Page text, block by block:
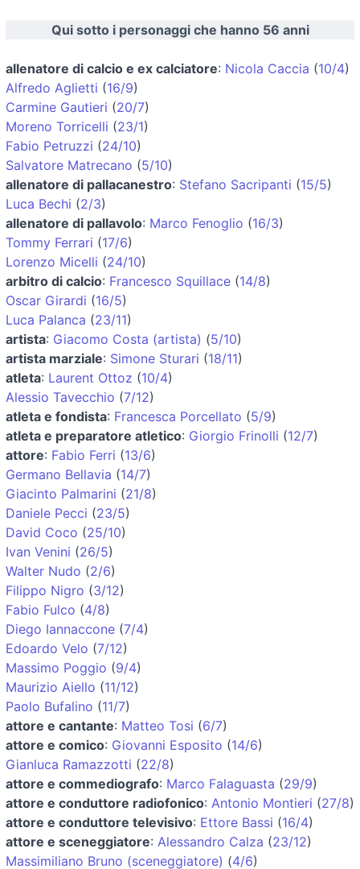
Qui sotto i personaggi che hanno 56 anni
allenatore di calcio e ex calciatore: Nicola Caccia (10/4)
Alfredo Aglietti (16/9)
Carmine Gautieri (20/7)
Moreno Torricelli (23/1)
Fabio Petruzzi (24/10)
Salvatore Matrecano (5/10)
allenatore di pallacanestro: Stefano Sacripanti (15/5)
Luca Bechi (2/3)
allenatore di pallavolo: Marco Fenoglio (16/3)
Tommy Ferrari (17/6)
Lorenzo Micelli (24/10)
arbitro di calcio: Francesco Squillace (14/8)
Oscar Girardi (16/5)
Luca Palanca (23/11)
artista: Giacomo Costa (artista) (5/10)
artista marziale: Simone Sturari (18/11)
atleta: Laurent Ottoz (10/4)
Alessio Tavecchio (7/12)
atleta e fondista: Francesca Porcellato (5/9)
atleta e preparatore atletico: Giorgio Frinolli (12/7)
attore: Fabio Ferri (13/6)
Germano Bellavia (14/7)
Giacinto Palmarini (21/8)
Daniele Pecci (23/5)
David Coco (25/10)
Ivan Venini (26/5)
Walter Nudo (2/6)
Filippo Nigro (3/12)
Fabio Fulco (4/8)
Diego Iannaccone (7/4)
Edoardo Velo (7/12)
Massimo Poggio (9/4)
Maurizio Aiello (11/12)
Paolo Bufalino (11/7)
attore e cantante: Matteo Tosi (6/7)
attore e comico: Giovanni Esposito (14/6)
Gianluca Ramazzotti (22/8)
attore e commediografo: Marco Falaguasta (29/9)
attore e conduttore radiofonico: Antonio Montieri (27/8)
attore e conduttore televisivo: Ettore Bassi (16/4)
attore e sceneggiatore: Alessandro Calza (23/12)
Massimiliano Bruno (sceneggiatore) (4/6)